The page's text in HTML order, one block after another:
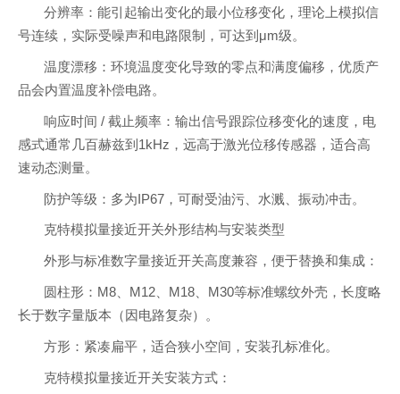
分辨率：能引起输出变化的最小位移变化，理论上模拟信
号连续，实际受噪声和电路限制，可达到μm级。
温度漂移：环境温度变化导致的零点和满度偏移，优质产
品会内置温度补偿电路。
响应时间 / 截止频率：输出信号跟踪位移变化的速度，电
感式通常几百赫兹到1kHz，远高于激光位移传感器，适合高
速动态测量。
防护等级：多为IP67，可耐受油污、水溅、振动冲击。
克特模拟量接近开关外形结构与安装类型
外形与标准数字量接近开关高度兼容，便于替换和集成：
圆柱形：M8、M12、M18、M30等标准螺纹外壳，长度略
长于数字量版本（因电路复杂）。
方形：紧凑扁平，适合狭小空间，安装孔标准化。
克特模拟量接近开关安装方式：